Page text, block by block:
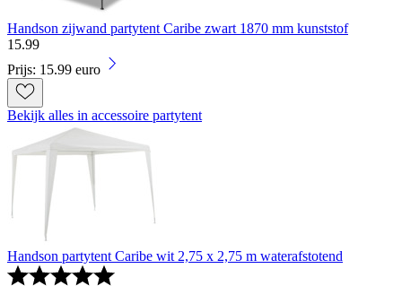
Handson zijwand partytent Caribe zwart 1870 mm kunststof
15.99
Prijs: 15.99 euro
Bekijk alles in accessoire partytent
Handson partytent Caribe wit 2,75 x 2,75 m waterafstotend